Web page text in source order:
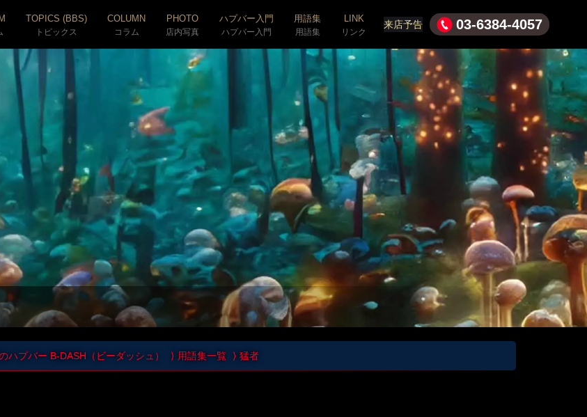
TOPICS (BBS)
トピックス
COLUMN
コラム
PHOTO
店内写真
ハプバー入門
ハプバー入門
用語集
用語集
LINK
リンク
来店予告 03-6384-4057
ハプバー B-DASH（ビーダッシュ） 用語集一覧 猛者